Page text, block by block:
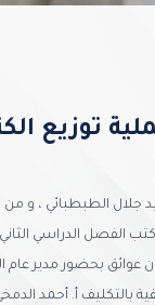
توزيع
جلال الطبطبائي ،
كتب الفصل الدراسي
بحضور مدير عام
بالتكليف أ. أحمد